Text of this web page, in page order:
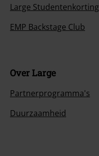
Large Studentenkorting
EMP Backstage Club
Over Large
Partnerprogramma's
Duurzaamheid